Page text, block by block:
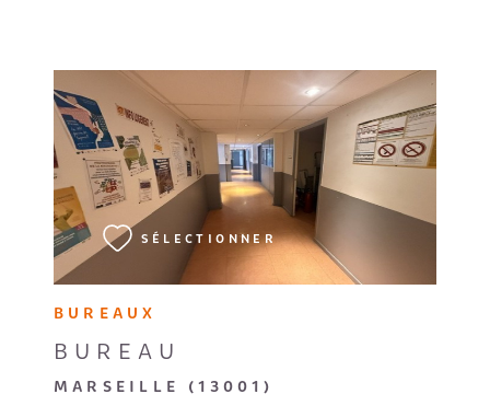
BUREAUX
BUREAU
MARSEILLE (13001)
SÉLECTIONNER
VOIR LE BIEN